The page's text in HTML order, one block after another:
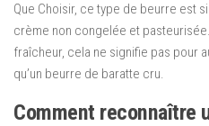
Que Choisir, ce type de beurre est
crème non congelée et
fraîcheur, cela ne signifie pas pour
qu’un beurre de baratte cru.
Comment reconnaître